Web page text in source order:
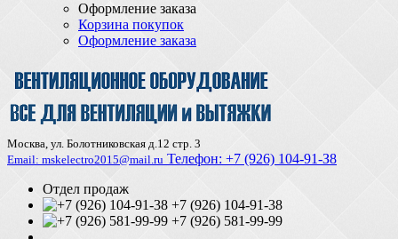
Оформление заказа
Корзина покупок
Оформление заказа
Москва, ул. Болотниковская д.12 стр. 3
Email: mskelectro2015@mail.ru Телефон: +7 (926) 104-91-З8
Отдел продаж
+7 (926) 104-91-38
+7 (926) 581-99-99